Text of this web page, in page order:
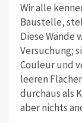
Wir alle
Baustelle,
Diese Wände
Versuchung;
Couleur und
leeren
durchaus als
aber nichts